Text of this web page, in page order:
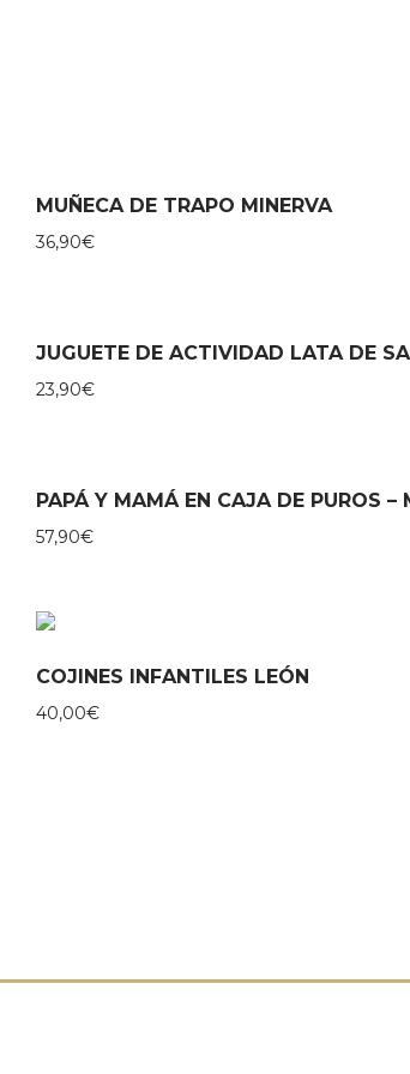
MUÑECA DE TRAPO MINERVA
36,90€
JUGUETE DE ACTIVIDAD LATA DE
23,90€
PAPÁ Y MAMÁ EN CAJA DE PUROS –
57,90€
COJINES INFANTILES LEÓN
40,00€